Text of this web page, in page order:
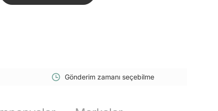
Gönderim zamanı seçebilme